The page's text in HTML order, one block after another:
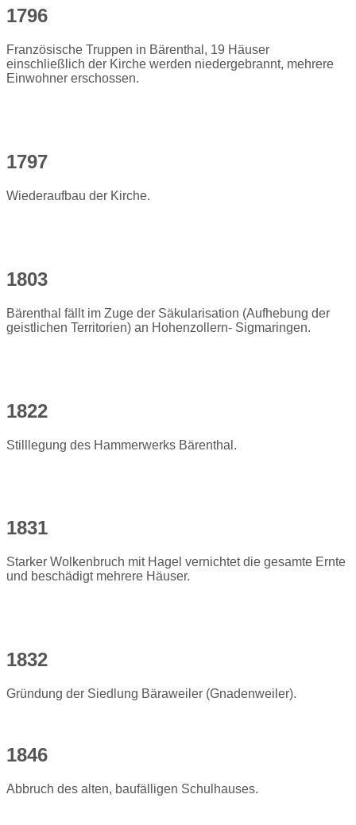
1796
Französische Truppen in Bärenthal, 19 Häuser
einschließlich der Kirche werden niedergebrannt, mehrere
Einwohner erschossen.
1797
Wiederaufbau der Kirche.
1803
Bärenthal fällt im Zuge der Säkularisation (Aufhebung der
geistlichen Territorien) an Hohenzollern- Sigmaringen.
1822
Stilllegung des Hammerwerks Bärenthal.
1831
Starker Wolkenbruch mit Hagel vernichtet die gesamte Ernte
und beschädigt mehrere Häuser.
1832
Gründung der Siedlung Bäraweiler (Gnadenweiler).
1846
Abbruch des alten, baufälligen Schulhauses.